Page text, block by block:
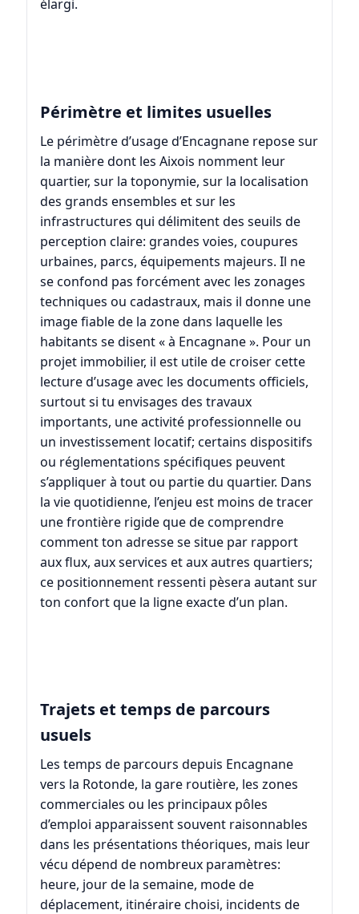
élargi.
Périmètre et limites usuelles
Le périmètre d’usage d’Encagnane repose sur
la manière dont les Aixois nomment leur
quartier, sur la toponymie, sur la localisation
des grands ensembles et sur les
infrastructures qui délimitent des seuils de
perception claire: grandes voies, coupures
urbaines, parcs, équipements majeurs. Il ne
se confond pas forcément avec les zonages
techniques ou cadastraux, mais il donne une
image fiable de la zone dans laquelle les
habitants se disent « à Encagnane ». Pour un
projet immobilier, il est utile de croiser cette
lecture d’usage avec les documents officiels,
surtout si tu envisages des travaux
importants, une activité professionnelle ou
un investissement locatif; certains dispositifs
ou réglementations spécifiques peuvent
s’appliquer à tout ou partie du quartier. Dans
la vie quotidienne, l’enjeu est moins de tracer
une frontière rigide que de comprendre
comment ton adresse se situe par rapport
aux flux, aux services et aux autres quartiers;
ce positionnement ressenti pèsera autant sur
ton confort que la ligne exacte d’un plan.
Trajets et temps de parcours
usuels
Les temps de parcours depuis Encagnane
vers la Rotonde, la gare routière, les zones
commerciales ou les principaux pôles
d’emploi apparaissent souvent raisonnables
dans les présentations théoriques, mais leur
vécu dépend de nombreux paramètres:
heure, jour de la semaine, mode de
déplacement, itinéraire choisi, incidents de